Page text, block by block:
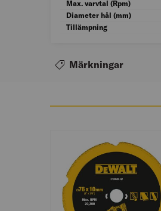
Max. varvtal (Rpm)
Diameter hål (mm)
Tillämpning
Märkningar